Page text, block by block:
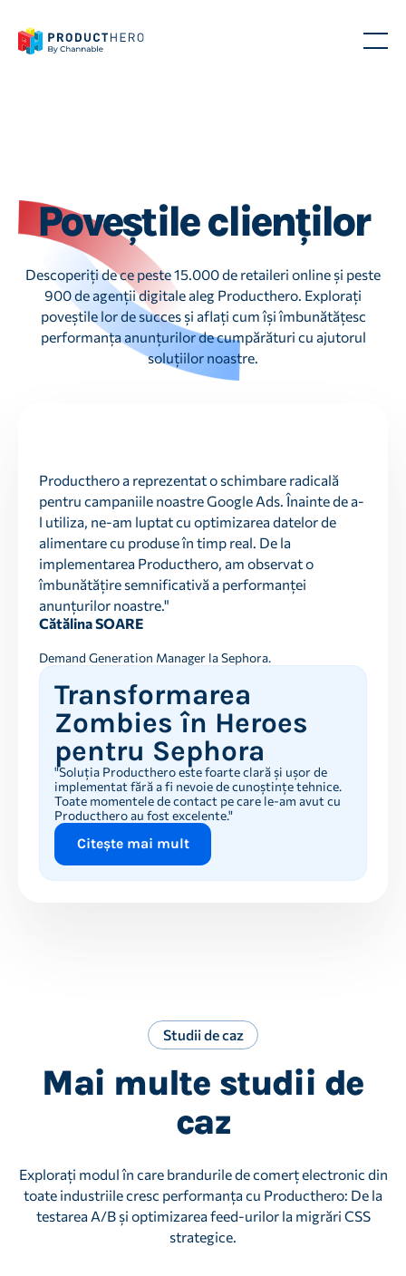
Poveștile clienților
Descoperiți de ce peste 15.000 de retaileri online și peste
900 de agenții digitale aleg Producthero. Explorați
poveștile lor de succes și aflați cum își îmbunătățesc
performanța anunțurilor de cumpărături cu ajutorul
soluțiilor noastre.
Producthero a reprezentat o schimbare radicală
pentru campaniile noastre Google Ads. Înainte de a-
l utiliza, ne-am luptat cu optimizarea datelor de
alimentare cu produse în timp real. De la
implementarea Producthero, am observat o
îmbunătățire semnificativă a performanței
anunțurilor noastre."
Cătălina SOARE
Demand Generation Manager la Sephora.
Transformarea
Zombies în Heroes
pentru Sephora
"Soluția Producthero este foarte clară și ușor de
implementat fără a fi nevoie de cunoștințe tehnice.
Toate momentele de contact pe care le-am avut cu
Producthero au fost excelente."
Citește mai mult
Studii de caz
Mai multe studii de
caz
Explorați modul în care brandurile de comerț electronic din
toate industriile cresc performanța cu Producthero: De la
testarea A/B și optimizarea feed-urilor la migrări CSS
strategice.